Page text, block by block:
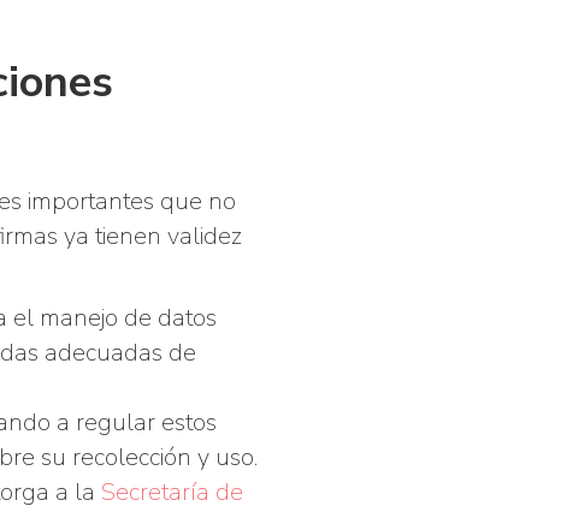
importantes que no
ya tienen validez
el manejo de datos
adecuadas de
a regular estos
su recolección y uso.
a la Secretaría de